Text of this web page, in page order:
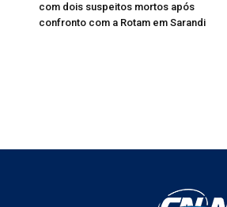
com dois suspeitos mortos após
confronto com a Rotam em Sarandi